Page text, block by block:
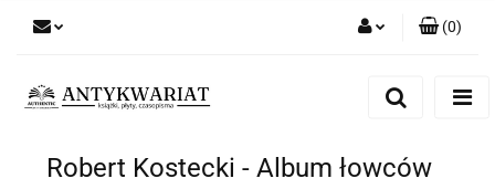
(0)
Robert Kostecki - Album łowców